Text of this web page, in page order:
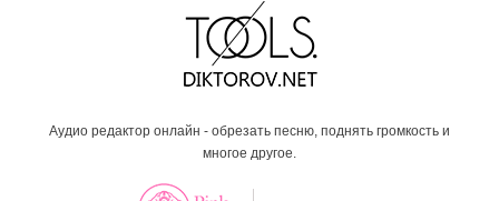
Аудио редактор онлайн - обрезать песню, поднять громкость и
многое другое.